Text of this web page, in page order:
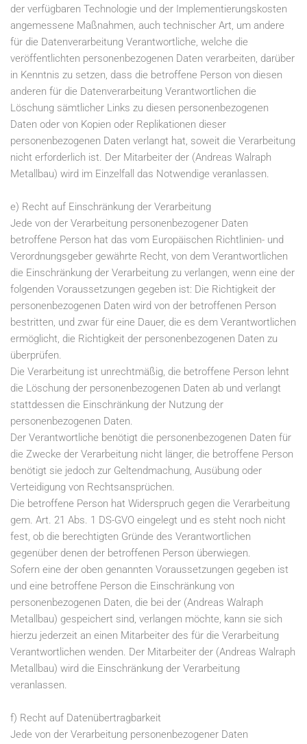
der verfügbaren Technologie und der Implementierungskosten
angemessene Maßnahmen, auch technischer Art, um andere
für die Datenverarbeitung Verantwortliche, welche die
veröffentlichten personenbezogenen Daten verarbeiten, darüber
in Kenntnis zu setzen, dass die betroffene Person von diesen
anderen für die Datenverarbeitung Verantwortlichen die
Löschung sämtlicher Links zu diesen personenbezogenen
Daten oder von Kopien oder Replikationen dieser
personenbezogenen Daten verlangt hat, soweit die Verarbeitung
nicht erforderlich ist. Der Mitarbeiter der (Andreas Walraph
Metallbau) wird im Einzelfall das Notwendige veranlassen.
e) Recht auf Einschränkung der Verarbeitung
Jede von der Verarbeitung personenbezogener Daten
betroffene Person hat das vom Europäischen Richtlinien- und
Verordnungsgeber gewährte Recht, von dem Verantwortlichen
die Einschränkung der Verarbeitung zu verlangen, wenn eine der
folgenden Voraussetzungen gegeben ist: Die Richtigkeit der
personenbezogenen Daten wird von der betroffenen Person
bestritten, und zwar für eine Dauer, die es dem Verantwortlichen
ermöglicht, die Richtigkeit der personenbezogenen Daten zu
überprüfen.
Die Verarbeitung ist unrechtmäßig, die betroffene Person lehnt
die Löschung der personenbezogenen Daten ab und verlangt
stattdessen die Einschränkung der Nutzung der
personenbezogenen Daten.
Der Verantwortliche benötigt die personenbezogenen Daten für
die Zwecke der Verarbeitung nicht länger, die betroffene Person
benötigt sie jedoch zur Geltendmachung, Ausübung oder
Verteidigung von Rechtsansprüchen.
Die betroffene Person hat Widerspruch gegen die Verarbeitung
gem. Art. 21 Abs. 1 DS-GVO eingelegt und es steht noch nicht
fest, ob die berechtigten Gründe des Verantwortlichen
gegenüber denen der betroffenen Person überwiegen.
Sofern eine der oben genannten Voraussetzungen gegeben ist
und eine betroffene Person die Einschränkung von
personenbezogenen Daten, die bei der (Andreas Walraph
Metallbau) gespeichert sind, verlangen möchte, kann sie sich
hierzu jederzeit an einen Mitarbeiter des für die Verarbeitung
Verantwortlichen wenden. Der Mitarbeiter der (Andreas Walraph
Metallbau) wird die Einschränkung der Verarbeitung
veranlassen.
f) Recht auf Datenübertragbarkeit
Jede von der Verarbeitung personenbezogener Daten